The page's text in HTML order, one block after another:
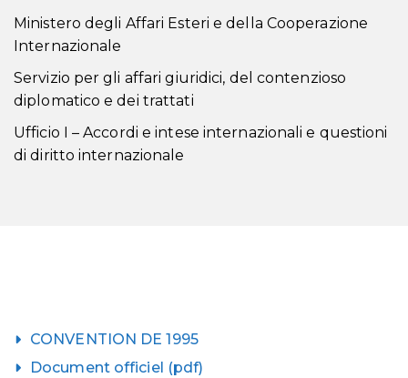
Ministero degli Affari Esteri e della Cooperazione
Internazionale
Servizio per gli affari giuridici, del contenzioso
diplomatico e dei trattati
Ufficio I – Accordi e intese internazionali e questioni
di diritto internazionale
CONVENTION DE 1995
Document officiel (pdf)